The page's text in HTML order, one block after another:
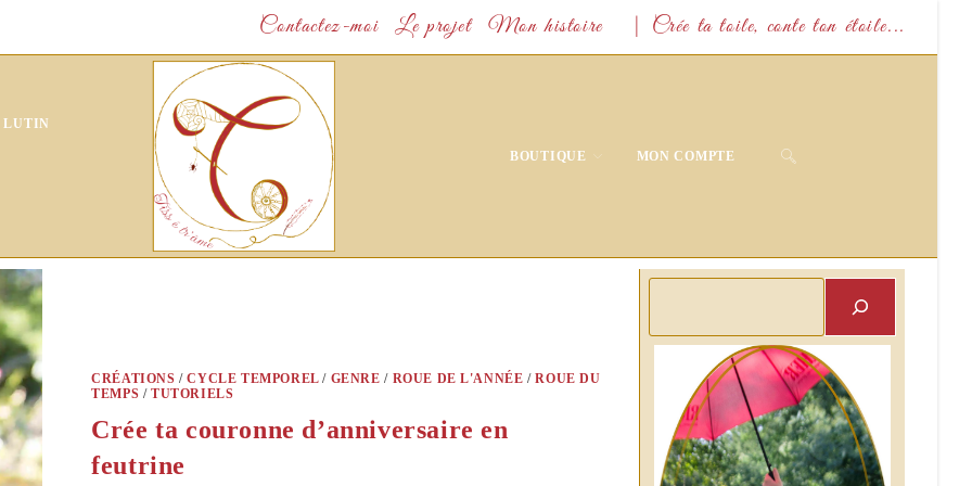
Contactez-moi Le projet Mon histoire | Crée ta toile, conte ton étoile...
LUTIN
BOUTIQUE MON COMPTE TOGGLE
SEARCH
CRÉATIONS /CYCLE TEMPOREL/ GENRE / ROUE DE L'ANNÉE /ROUE DU
TEMPS /TUTORIELS
Crée ta couronne d’anniversaire en
feutrine